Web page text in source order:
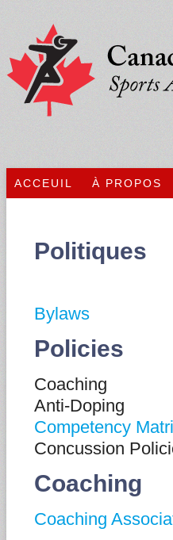
ACCEUIL À PROPOS
Politiques
Bylaws
Policies
Coaching
Anti-Doping
Competency
Concussion
Coaching
Coaching